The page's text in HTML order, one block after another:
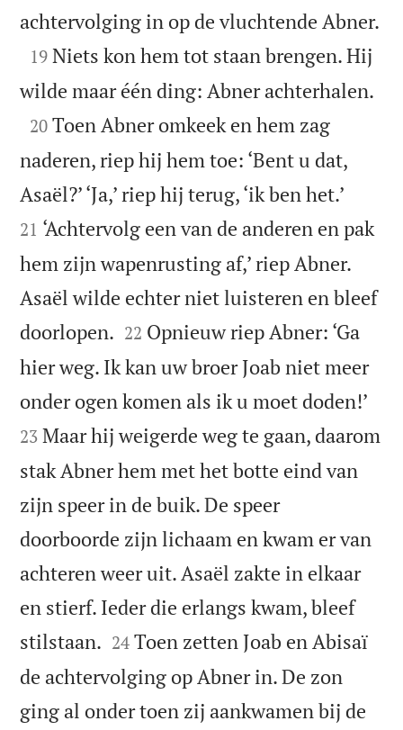
achtervolging in op de vluchtende Abner.

19 Niets kon hem tot staan brengen. Hij
wilde maar één ding: Abner achterhalen.

20 Toen Abner omkeek en hem zag
naderen, riep hij hem toe: ‘Bent u dat,
Asaël?’ ‘Ja,’ riep hij terug, ‘ik ben het.’
21 ‘Achtervolg een van de anderen en pak
hem zijn wapenrusting af,’ riep Abner.
Asaël wilde echter niet luisteren en bleef
doorlopen. 

22 Opnieuw riep Abner: ‘Ga
hier weg. Ik kan uw broer Joab niet meer
onder ogen komen als ik u moet doden!’
23 Maar hij weigerde weg te gaan, daarom
stak Abner hem met het botte eind van
zijn speer in de buik. De speer
doorboorde zijn lichaam en kwam er van
achteren weer uit. Asaël zakte in elkaar
en stierf. Ieder die erlangs kwam, bleef
stilstaan. 

24 Toen zetten Joab en Abisaï
de achtervolging op Abner in. De zon
ging al onder toen zij aankwamen bij de